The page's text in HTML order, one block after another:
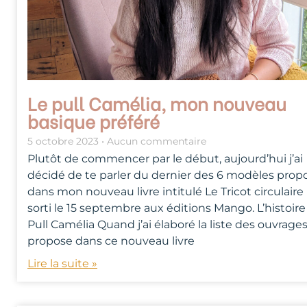
Le pull Camélia, mon nouveau
basique préféré
5 octobre 2023 Aucun commentaire
Plutôt de commencer par le début, aujourd’hui j’ai
décidé de te parler du dernier des 6 modèles
dans mon nouveau livre intitulé Le Tricot circulaire
sorti le 15 septembre aux éditions Mango.
Pull Camélia Quand j’ai élaboré la liste des
propose dans ce nouveau livre
Lire la suite »